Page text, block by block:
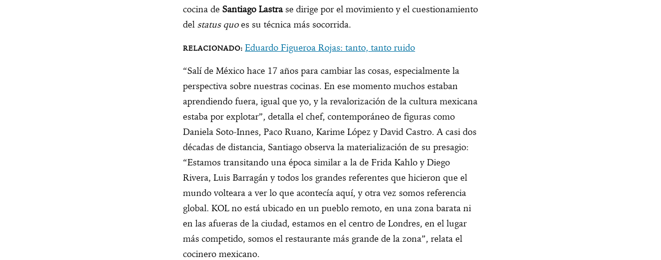
cocina de Santiago Lastrase dirige por el movimiento y el cuestionamiento
del status quoes su técnica más socorrida.
Eduardo Figueroa Rojas: tanto, tanto ruido
“Salí de México hace 17 años para cambiar las cosas, especialmente la
perspectiva sobre nuestras cocinas. En ese momento muchos estaban
aprendiendo fuera, igual que yo, y la revalorización de la cultura mexicana
estaba por explotar”, detalla el chef, contemporáneo de figuras como
Daniela Soto-Innes, Paco Ruano, Karime López y David Castro. A casi dos
décadas de distancia, Santiago observa la materialización de su presagio:
“Estamos transitando una época similar a la de Frida Kahlo y Diego
Rivera, Luis Barragán y todos los grandes referentes que hicieron que el
mundo volteara a ver lo que acontecía aquí, y otra vez somos referencia
global. KOL no está ubicado en un pueblo remoto, en una zona barata ni
en las afueras de la ciudad, estamos en el centro de Londres, en el lugar
más competido, somos el restaurante más grande de la zona”, relata el
cocinero mexicano.